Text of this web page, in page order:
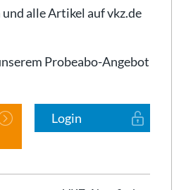
alle Artikel auf vkz.de
Probeabo-Angebot
Login